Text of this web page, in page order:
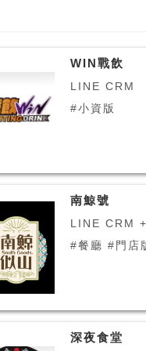
WIN戰飲
LINE CRM
#小資版
南鯨號
LINE CRM
#餐廳 #門店
深夜食堂